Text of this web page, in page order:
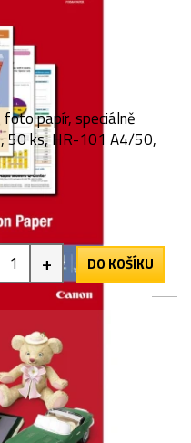
foto papír, speciálně
50 ks, HR-101 A4/50,
+ DO KOŠÍKU